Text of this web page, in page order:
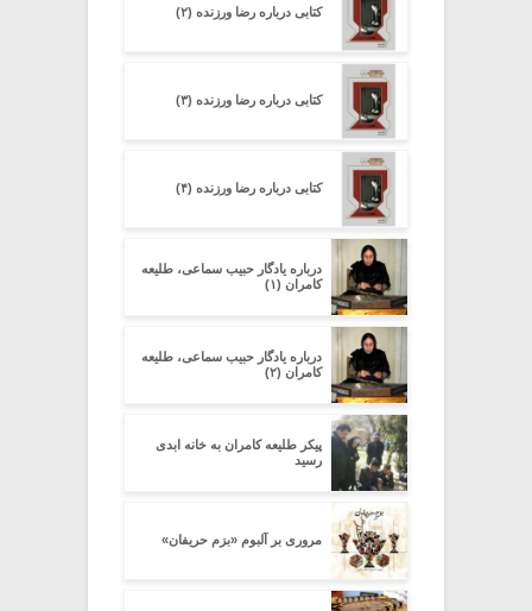
کتابی درباره رضا ورزنده (۲)
کتابی درباره رضا ورزنده (۳)
کتابی درباره رضا ورزنده (۴)
درباره یادگار حبیب سماعی، طلیعه
کامران (۱)
درباره یادگار حبیب سماعی، طلیعه
کامران (۲)
پیکر طلیعه کامران به خانه ابدی
رسید
مروری بر آلبوم «بزم حریفان»